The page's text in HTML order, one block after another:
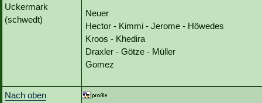
Uckermark
(schwedt)
Neuer
Hector - Kimmi - Jerome - Höwedes
Kroos - Khedira
Draxler - Götze - Müller
Gomez
Nach oben